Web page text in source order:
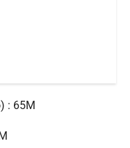
: 65M